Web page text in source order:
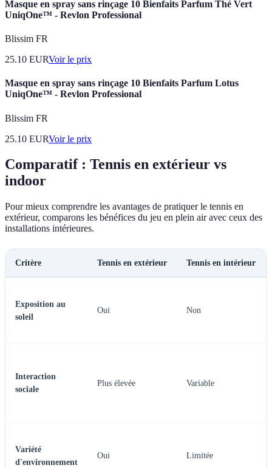
Masque en spray sans rinçage 10 Bienfaits Parfum Thé Vert
UniqOne™ - Revlon Professional
Blissim FR
25.10 EURVoir le prix
Masque en spray sans rinçage 10 Bienfaits Parfum Lotus
UniqOne™ - Revlon Professional
Blissim FR
25.10 EURVoir le prix
Comparatif : Tennis en extérieur vs
indoor
Pour mieux comprendre les avantages de pratiquer le tennis en
extérieur, comparons les bénéfices du jeu en plein air avec ceux des
installations intérieures.
Critère Tennis en extérieur Tennis en intérieur
Exposition au
soleil
Oui Non
Interaction
sociale
Plus élevée Variable
Variété
d'environnement
Oui Limitée